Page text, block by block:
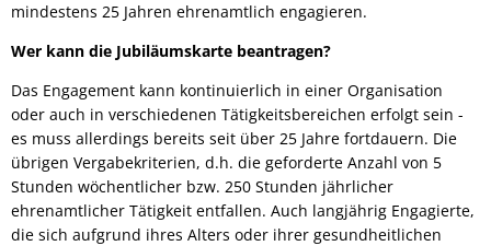
mindestens 25 Jahren ehrenamtlich engagieren.
Wer kann die Jubiläumskarte beantragen?
Das Engagement kann kontinuierlich in einer Organisation
oder auch in verschiedenen Tätigkeitsbereichen erfolgt sein -
es muss allerdings bereits seit über 25 Jahre fortdauern. Die
übrigen Vergabekriterien, d.h. die geforderte Anzahl von 5
Stunden wöchentlicher bzw. 250 Stunden jährlicher
ehrenamtlicher Tätigkeit entfallen. Auch langjährig Engagierte,
die sich aufgrund ihres Alters oder ihrer gesundheitlichen